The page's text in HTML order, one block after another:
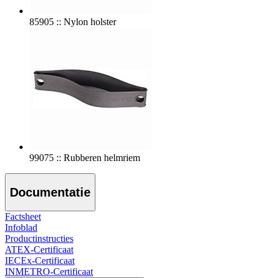
85905 :: Nylon holster
99075 :: Rubberen helmriem
Documentatie
Factsheet
Infoblad
Productinstructies
ATEX-Certificaat
IECEx-Certificaat
INMETRO-Certificaat